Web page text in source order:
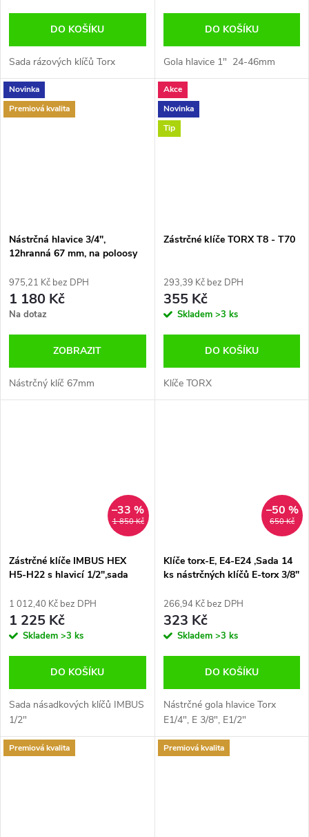
DO KOŠÍKU
Sada rázových klíčů Torx
DO KOŠÍKU
Gola hlavice 1" 24-46mm
Novinka
Premiová kvalita
Nástrčná hlavice 3/4",
12hranná 67 mm, na poloosy
975,21 Kč bez DPH
1 180 Kč
Na dotaz
ZOBRAZIT
Nástrčný klíč 67mm
Akce
Novinka
Tip
Zástrčné klíče TORX T8 - T70
293,39 Kč bez DPH
355 Kč
Skladem >3 ks
DO KOŠÍKU
Klíče TORX
1 850 Kč
–33 %
Zástrčné klíče IMBUS HEX
H5-H22 s hlavicí 1/2",sada
1 012,40 Kč bez DPH
1 225 Kč
Skladem >3 ks
DO KOŠÍKU
Sada násadkových klíčů IMBUS
1/2"
650 Kč
–50 %
Klíče torx-E, E4-E24 ,Sada 14
ks nástrčných klíčů E-torx 3/8"
266,94 Kč bez DPH
323 Kč
Skladem >3 ks
DO KOŠÍKU
Nástrčné gola hlavice Torx
E1/4", E 3/8", E1/2"
Premiová kvalita Premiová kvalita